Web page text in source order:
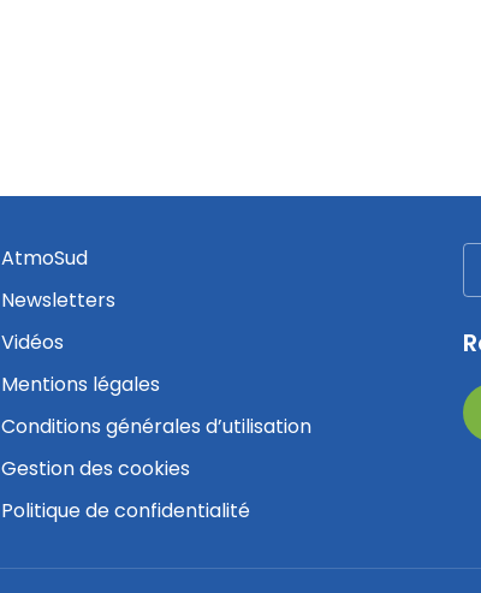
AtmoSud
Newsletters
Vidéos
Mentions légales
Conditions générales d’utilisation
Gestion des cookies
Politique de confidentialité